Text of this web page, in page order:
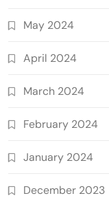
May 2024
April 2024
March 2024
February 2024
January 2024
December 2023